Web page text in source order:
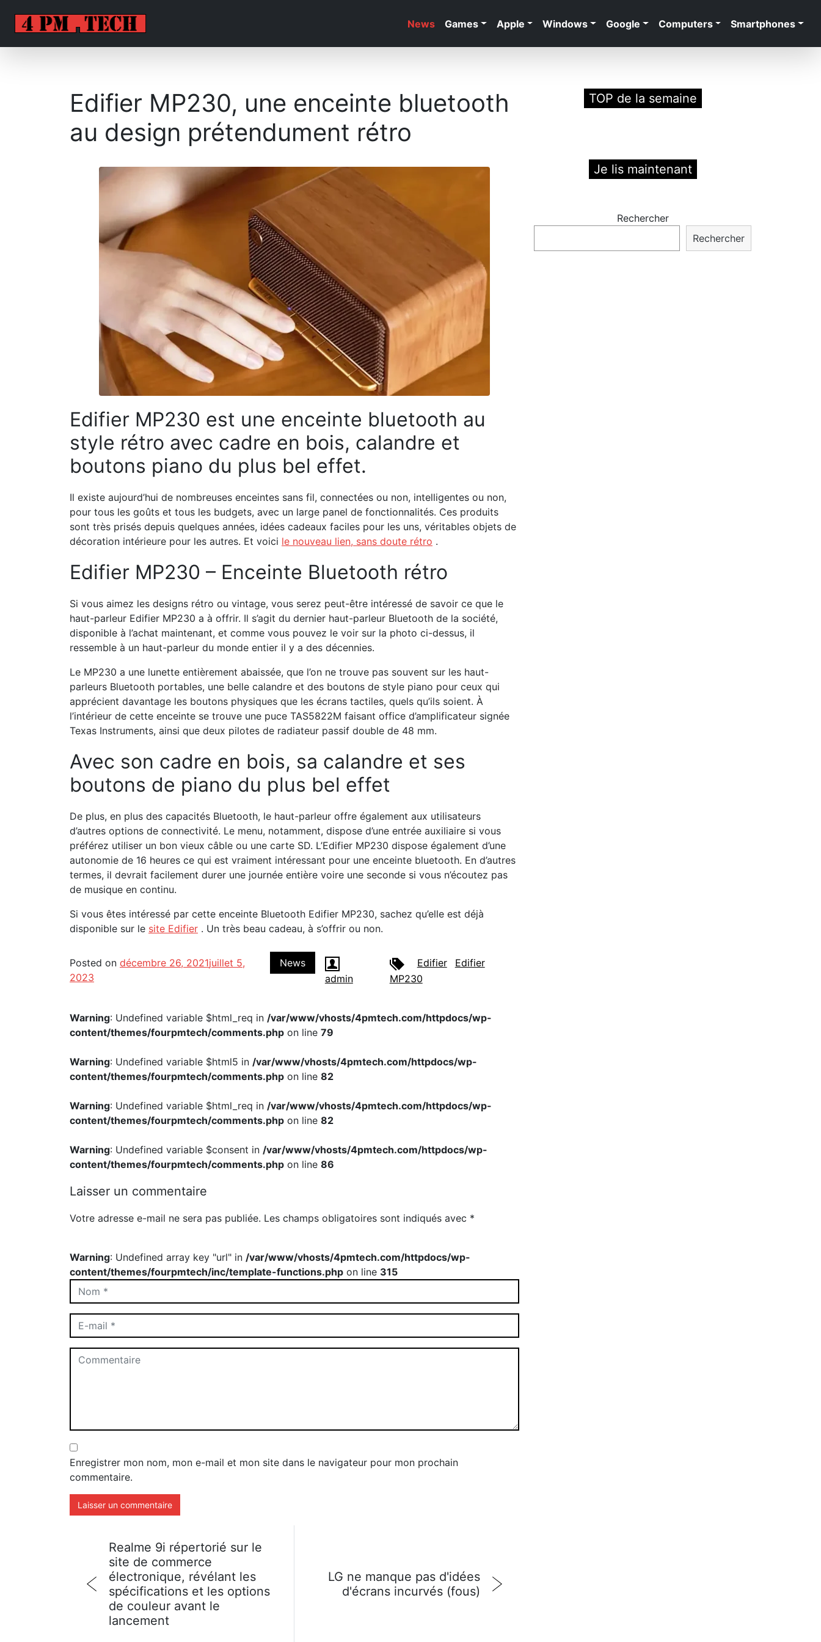
News Games Apple Windows Google Computers Smartphones
Edifier MP230, une enceinte bluetooth
au design prétendument rétro
Edifier MP230 est une enceinte bluetooth au
style rétro avec cadre en bois, calandre et
boutons piano du plus bel effet.
Il existe aujourd’hui de nombreuses enceintes sans fil, connectées ou non, intelligentes ou non,
pour tous les goûts et tous les budgets, avec un large panel de fonctionnalités. Ces produits
sont très prisés depuis quelques années, idées cadeaux faciles pour les uns, véritables objets de
décoration intérieure pour les autres. Et voici le nouveau lien, sans doute rétro .
Edifier MP230 – Enceinte Bluetooth rétro
Si vous aimez les designs rétro ou vintage, vous serez peut-être intéressé de savoir ce que le
haut-parleur Edifier MP230 a à offrir. Il s’agit du dernier haut-parleur Bluetooth de la société,
disponible à l’achat maintenant, et comme vous pouvez le voir sur la photo ci-dessus, il
ressemble à un haut-parleur du monde entier il y a des décennies.
Le MP230 a une lunette entièrement abaissée, que l’on ne trouve pas souvent sur les haut-
parleurs Bluetooth portables, une belle calandre et des boutons de style piano pour ceux qui
apprécient davantage les boutons physiques que les écrans tactiles, quels qu’ils soient. À
l’intérieur de cette enceinte se trouve une puce TAS5822M faisant office d’amplificateur signée
Texas Instruments, ainsi que deux pilotes de radiateur passif double de 48 mm.
Avec son cadre en bois, sa calandre et ses
boutons de piano du plus bel effet
De plus, en plus des capacités Bluetooth, le haut-parleur offre également aux utilisateurs
d’autres options de connectivité. Le menu, notamment, dispose d’une entrée auxiliaire si vous
préférez utiliser un bon vieux câble ou une carte SD. L’Edifier MP230 dispose également d’une
autonomie de 16 heures ce qui est vraiment intéressant pour une enceinte bluetooth. En d’autres
termes, il devrait facilement durer une journée entière voire une seconde si vous n’écoutez pas
de musique en continu.
Si vous êtes intéressé par cette enceinte Bluetooth Edifier MP230, sachez qu’elle est déjà
disponible sur le site Edifier . Un très beau cadeau, à s’offrir ou non.
Posted on décembre 26, 2021juillet 5,
2023
News
admin
Edifier
Edifier
MP230
Warning: Undefined variable $html_req in /var/www/vhosts/4pmtech.com/httpdocs/wp-
content/themes/fourpmtech/comments.php on line 79
Warning: Undefined variable $html5 in /var/www/vhosts/4pmtech.com/httpdocs/wp-
content/themes/fourpmtech/comments.php on line 82
Warning: Undefined variable $html_req in /var/www/vhosts/4pmtech.com/httpdocs/wp-
content/themes/fourpmtech/comments.php on line 82
Warning: Undefined variable $consent in /var/www/vhosts/4pmtech.com/httpdocs/wp-
content/themes/fourpmtech/comments.php on line 86
Laisser un commentaire
Votre adresse e-mail ne sera pas publiée. Les champs obligatoires sont indiqués avec *
Warning: Undefined array key "url" in /var/www/vhosts/4pmtech.com/httpdocs/wp-
content/themes/fourpmtech/inc/template-functions.php on line 315
Enregistrer mon nom, mon e-mail et mon site dans le navigateur pour mon prochain
commentaire.
Realme 9i répertorié sur le
site de commerce
électronique, révélant les
spécifications et les options
de couleur avant le
lancement
LG ne manque pas d'idées
d'écrans incurvés (fous)
TOP de la semaine
Je lis maintenant
Rechercher
Rechercher